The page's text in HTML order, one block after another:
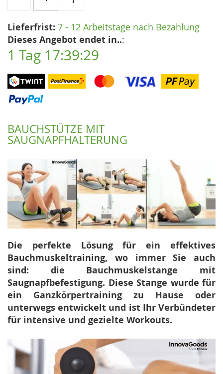
Lieferfrist: 7 - 12 Arbeitstage nach Bezahlung
Dieses Angebot endet in..:
1 Tag 17:39:28
BAUCHSTÜTZE MIT
SAUGNAPFHALTERUNG
Die perfekte Lösung für ein effektives
Bauchmuskeltraining, wo immer Sie auch
sind: die Bauchmuskelstange mit
Saugnapfbefestigung. Diese Stange wurde für
ein Ganzkörpertraining zu Hause oder
unterwegs entwickelt und ist Ihr Verbündeter
für intensive und gezielte Workouts.